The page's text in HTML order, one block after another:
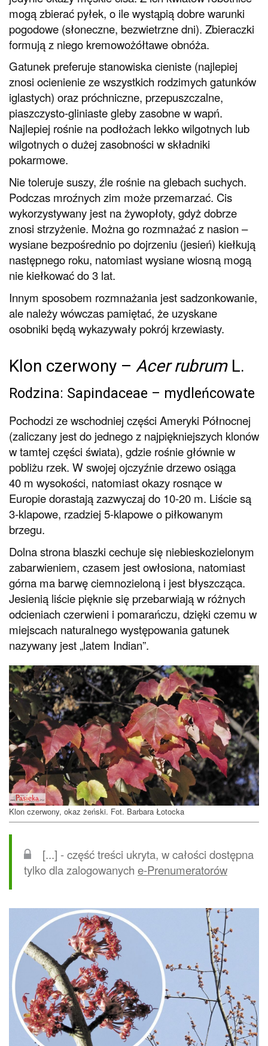
mogą zbierać pyłek, o ile wystąpią dobre warunki
pogodowe (słoneczne, bezwietrzne dni). Zbieraczki
formują z niego kremowożółtawe obnóża.
Gatunek preferuje stanowiska cieniste (najlepiej
znosi ocienienie ze wszystkich rodzimych gatunków
iglastych) oraz próchniczne, przepuszczalne,
piaszczysto-gliniaste gleby zasobne w wapń.
Najlepiej rośnie na podłożach lekko wilgotnych lub
wilgotnych o dużej zasobności w składniki
pokarmowe.
Nie toleruje suszy, źle rośnie na glebach suchych.
Podczas mroźnych zim może przemarzać. Cis
wykorzystywany jest na żywopłoty, gdyż dobrze
znosi strzyżenie. Można go rozmnażać z nasion –
wysiane bezpośrednio po dojrzeniu (jesień) kiełkują
następnego roku, natomiast wysiane wiosną mogą
nie kiełkować do 3 lat.
Innym sposobem rozmnażania jest sadzonkowanie,
ale należy wówczas pamiętać, że uzyskane
osobniki będą wykazywały pokrój krzewiasty.
Klon czerwony – Acer rubrumL.
Rodzina: Sapindaceae – mydleńcowate
Pochodzi ze wschodniej części Ameryki Północnej
(zaliczany jest do jednego z najpiękniejszych klonów
w tamtej części świata), gdzie rośnie głównie w
pobliżu rzek. W swojej ojczyźnie drzewo osiąga
40 m wysokości, natomiast okazy rosnące w
Europie dorastają zazwyczaj do 10-20 m. Liście są
3-klapowe, rzadziej 5-klapowe o piłkowanym
brzegu.
Dolna strona blaszki cechuje się niebieskozielonym
zabarwieniem, czasem jest owłosiona, natomiast
górna ma barwę ciemnozieloną i jest błyszcząca.
Jesienią liście pięknie się przebarwiają w różnych
odcieniach czerwieni i pomarańczu, dzięki czemu w
miejscach naturalnego występowania gatunek
nazywany jest „latem Indian”.
Klon czerwony, okaz żeński. Fot. Barbara Łotocka
[...] - część treści ukryta, w całości dostępna
tylko dla zalogowanych e-Prenumeratorów